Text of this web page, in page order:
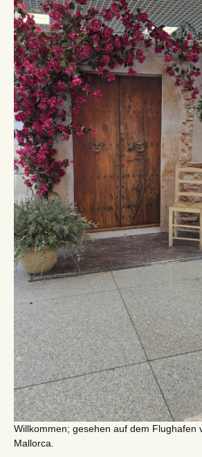
Willkommen; gesehen auf dem Flughafen
Mallorca.